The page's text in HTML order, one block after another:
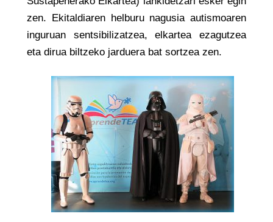
zen. Ekitaldiaren helburu nagusia autismoaren
inguruan sentsibilizatzea, elkartea ezagutzea
eta dirua biltzeko jarduera bat sortzea zen.